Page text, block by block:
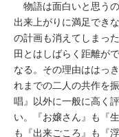
物語は面白いと思う
出来上がりに満足でき
の計画も消えてしまっ
田とはしばらく距離が
なる。その理由ははっ
れまでの二人の共作を
唱』以外に一般に高く
い。『お嬢さん』も『
も『出来ごころ』も『